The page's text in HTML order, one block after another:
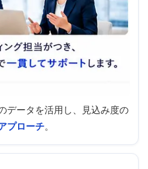
データを活用し、見込み度の
プローチ。